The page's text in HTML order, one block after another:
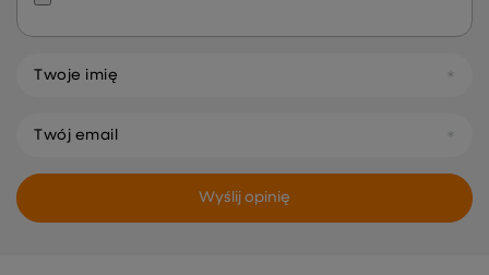
Twoje imię
Twój email
Wyślij opinię